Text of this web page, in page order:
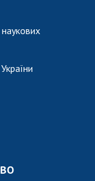
наукових